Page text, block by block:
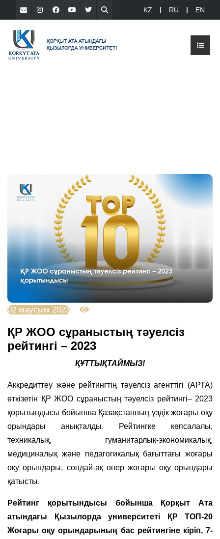
KZ RU EN
02 маусым 2023
ҚР ЖОО сұраныстың тәуелсіз
рейтингі – 2023
ҚҰТТЫҚТАЙМЫЗ!
Аккредиттеу және рейтингтің тәуелсіз агенттігі (АРТА)
өткізетін ҚР ЖОО сұраныстың тәуелсіз рейтингі– 2023
қорытындысы бойынша Қазақстанның үздік жоғары оқу
орындары анықталды. Рейтингке көпсалалы,
техникалық, гуманитарлық-экономикалық,
медициналық және педагогикалық бағыттағы жоғары
оқу орындары, сондай-ақ өнер жоғары оқу орындары
қатысты.
Рейтинг қорытындысы бойынша Қорқыт Ата
атындағы Қызылорда университеті ҚР ТОП-20
Жоғары оқу орындарының бас рейтингіне кіріп, 7-